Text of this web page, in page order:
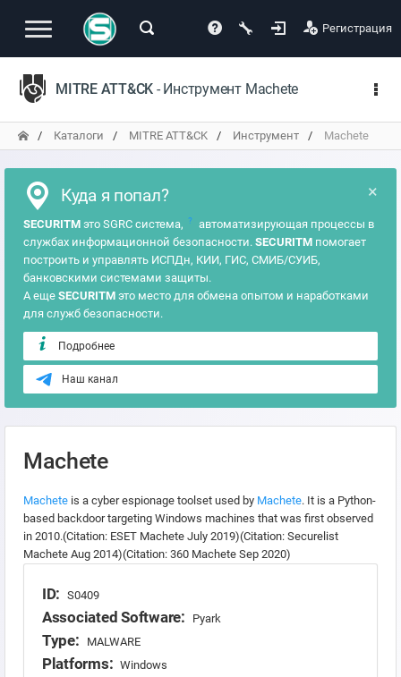
Регистрация
MITRE ATT&CK - Инструмент Machete
Каталоги MITRE ATT&CK Инструмент Machete
×
Куда я попал?
SECURITM это SGRC система, ?
автоматизирующая процессы в
службах информационной безопасности. SECURITM помогает
построить и управлять ИСПДн, КИИ, ГИС, СМИБ/СУИБ,
банковскими системами защиты.
А еще SECURITM это место для обмена опытом и наработками
для служб безопасности.
Подробнее
Наш канал
Machete
Machete is a cyber espionage toolset used by Machete. It is a Python-
based backdoor targeting Windows machines that was first observed
in 2010.(Citation: ESET Machete July 2019)(Citation: Securelist
Machete Aug 2014)(Citation: 360 Machete Sep 2020)
ID: S0409
Associated Software: Pyark
Type: MALWARE
Platforms: Windows